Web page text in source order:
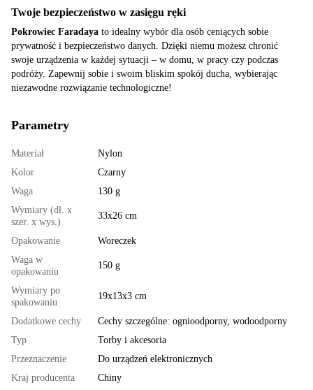
Twoje bezpieczeństwo w zasięgu ręki
Pokrowiec Faradaya to idealny wybór dla osób ceniących sobie
prywatność i bezpieczeństwo danych. Dzięki niemu możesz chronić
swoje urządzenia w każdej sytuacji – w domu, w pracy czy podczas
podróży. Zapewnij sobie i swoim bliskim spokój ducha, wybierając
niezawodne rozwiązanie technologiczne!
Parametry
Materiał
Nylon
Kolor
Czarny
Waga
130 g
Wymiary (dł. x
szer. x wys.)
33x26 cm
Opakowanie
Woreczek
Waga w
opakowaniu
150 g
Wymiary po
spakowaniu
19x13x3 cm
Dodatkowe cechy
Cechy szczególne: ognioodporny, wodoodporny
Typ
Torby i akcesoria
Przeznaczenie
Do urządzeń elektronicznych
Kraj producenta
Chiny